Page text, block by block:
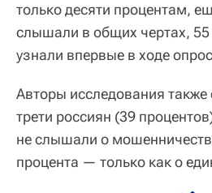
только десяти процентам,
слышали в общих чертах,
узнали впервые в ходе
Авторы исследования также
трети россиян (39
не слышали о
процента — только как о